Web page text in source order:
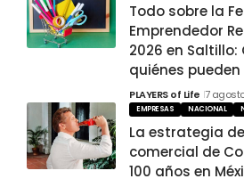
Todo sobre la
Emprendedor
2026 en
quiénes
PLAYERS of Life 7
EMPRESAS NACIONAL
La estrategia
comercial de
100 años en